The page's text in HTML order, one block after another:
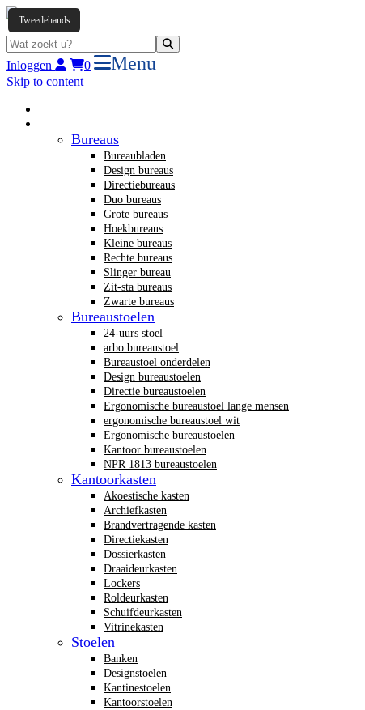
Inloggen 0 Menu
Skip to content
Bureaus
Bureaubladen
Design bureaus
Directiebureaus
Duo bureaus
Grote bureaus
Hoekbureaus
Kleine bureaus
Rechte bureaus
Slinger bureau
Zit-sta bureaus
Zwarte bureaus
Bureaustoelen
24-uurs stoel
arbo bureaustoel
Bureaustoel onderdelen
Design bureaustoelen
Directie bureaustoelen
Ergonomische bureaustoel lange mensen
ergonomische bureaustoel wit
Ergonomische bureaustoelen
Kantoor bureaustoelen
NPR 1813 bureaustoelen
Kantoorkasten
Akoestische kasten
Archiefkasten
Brandvertragende kasten
Directiekasten
Dossierkasten
Draaideurkasten
Lockers
Roldeurkasten
Schuifdeurkasten
Vitrinekasten
Stoelen
Banken
Designstoelen
Kantinestoelen
Kantoorstoelen
B-keus
Tweedehands